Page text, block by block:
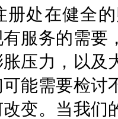
册处在健全
服务的需要
压力，以及
能需要检讨
变。当我们